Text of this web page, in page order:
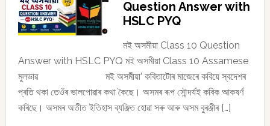
Question Answer with
HSLC PYQ
মই অসমীয়া Class 10 Question
Answer with HSLC PYQ মই অসমীয়া Class 10 Assamese
মুলভাৱ মই অসমীয়া’ কবিতাটোৰ মাজেৰে কবিয়ে স্বদেশৰ
প্ৰতি থকা তেওঁৰ ভালপোৱাৰ কথা কৈছে। অসমৰ ৰূপ সৌন্দৰ্যই কবিক আকষৰ্ণ
কৰিছে। অসমৰ অতীত ইতিহাস ব্যঞ্জিত হোৱা সৰু আৰু অসম বুৰঞ্জীৰ […]